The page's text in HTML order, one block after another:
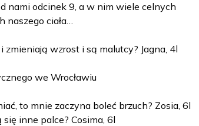
nami odcinek 9, a w nim wiele celnych
naszego ciała…
zmieniają wzrost i są malutcy? Jagna, 4l
we Wrocławiu
to mnie zaczyna boleć brzuch? Zosia, 6l
się inne palce? Cosima, 6l